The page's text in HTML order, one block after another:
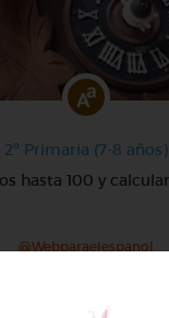
2º Primaria (7-8 años)
hasta 100 y
@Webparaelespanol